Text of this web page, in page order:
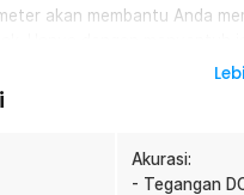
akan membantu Anda
hasil pengukuran hingga
terjadi kerusakan.
tanpa sentuhan
praktis, dan cepat
Akurasi:
- Tegangan